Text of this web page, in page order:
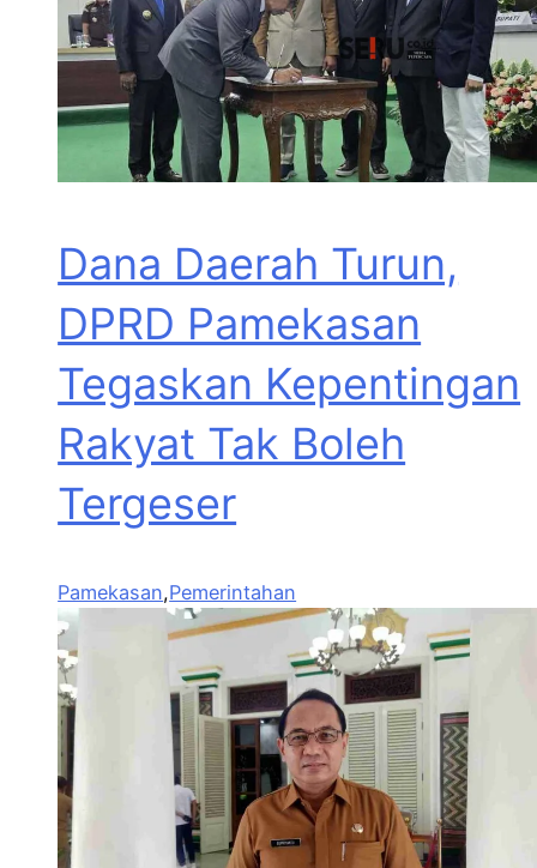
Dana Daerah Turun,
DPRD Pamekasan
Tegaskan Kepentingan
Rakyat Tak Boleh
Tergeser
Pamekasan,Pemerintahan